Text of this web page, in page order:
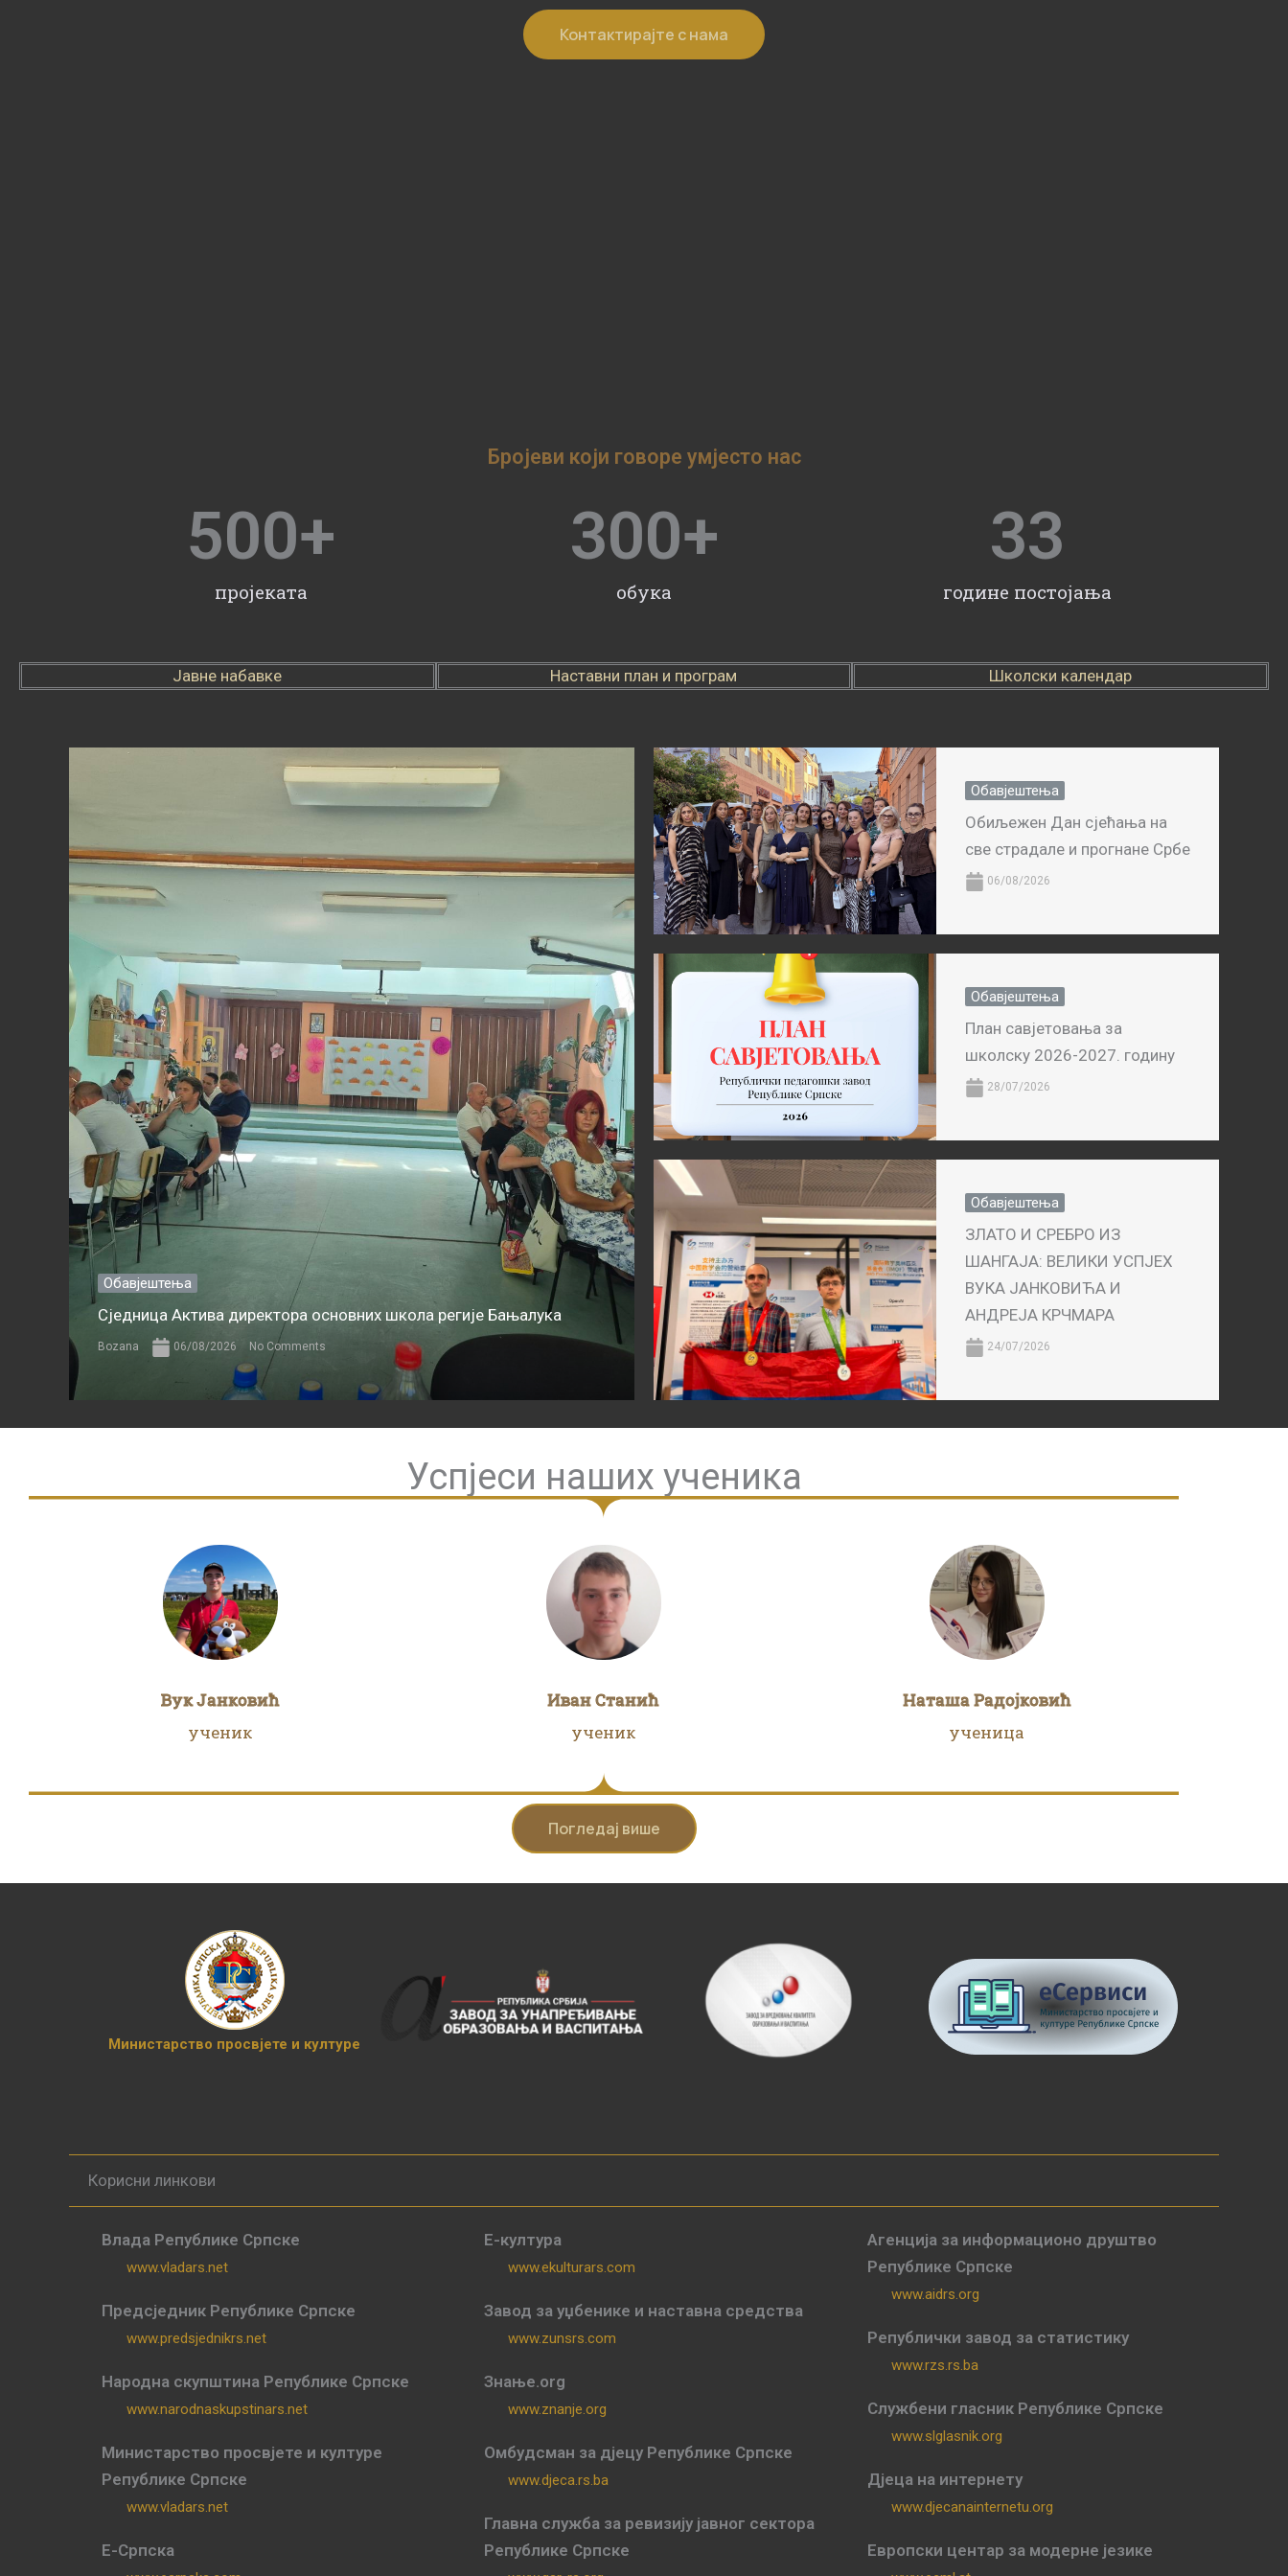
Контактирајте с нама
Бројеви који говоре умјесто нас
пројеката
500+
обука
300+
године постојања
33
Јавне набавке Наставни план и програм Школски календар
Обавјештења
Сједница Актива директора основних школа регије Бањалука
Bozana 06/08/2026 No Comments
Обавјештења
Обиљежен Дан сјећања на
све страдале и прогнане Србе
06/08/2026
Обавјештења
План савјетовања за
школску 2026-2027. годину
28/07/2026
Обавјештења
ЗЛАТО И СРЕБРО ИЗ
ШАНГАЈА: ВЕЛИКИ УСПЈЕХ
ВУКА ЈАНКОВИЋА И
АНДРЕЈА КРЧМАРА
24/07/2026
Успјеси наших ученика
Вук Јанковић
ученик
Иван Станић
ученик
Наташа Радојковић
ученица
Погледај више
Министарство просвјете и културе
Корисни линкови
Влада Републике Српске
www.vladars.net
Предсједник Републике Српске
www.predsjednikrs.net
Народна скупштина Републике Српске
www.narodnaskupstinars.net
Министарство просвјете и културе
Републике Српске
www.vladars.net
Е-Српска
Е-култура
www.ekulturars.com
Завод за уџбенике и наставна средства
www.zunsrs.com
Знање.org
www.znanje.org
Омбудсман за дјецу Републике Српске
www.djeca.rs.ba
Главна служба за ревизију јавног сектора
Републике Српске
Агенција за информационо друштво
Републике Српске
www.aidrs.org
Републички завод за статистику
www.rzs.rs.ba
Службени гласник Републике Српске
www.slglasnik.org
Дјеца на интернету
www.djecanainternetu.org
Европски центар за модерне језике